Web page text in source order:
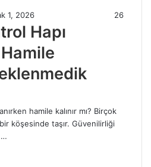
1, 2026 26
Hapı
hamile kalınır mı? Birçok
köşesinde taşır. Güvenilirliği